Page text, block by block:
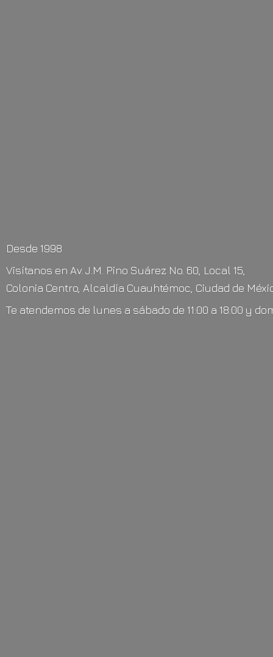
Desde 1998
Visítanos en Av. J.M. Pino Suárez No. 60, Local 15,
Colonia Centro, Alcaldía Cuauhtémoc, Ciudad de
Te atendemos de lunes a sábado de 11:00 a 18:00 y